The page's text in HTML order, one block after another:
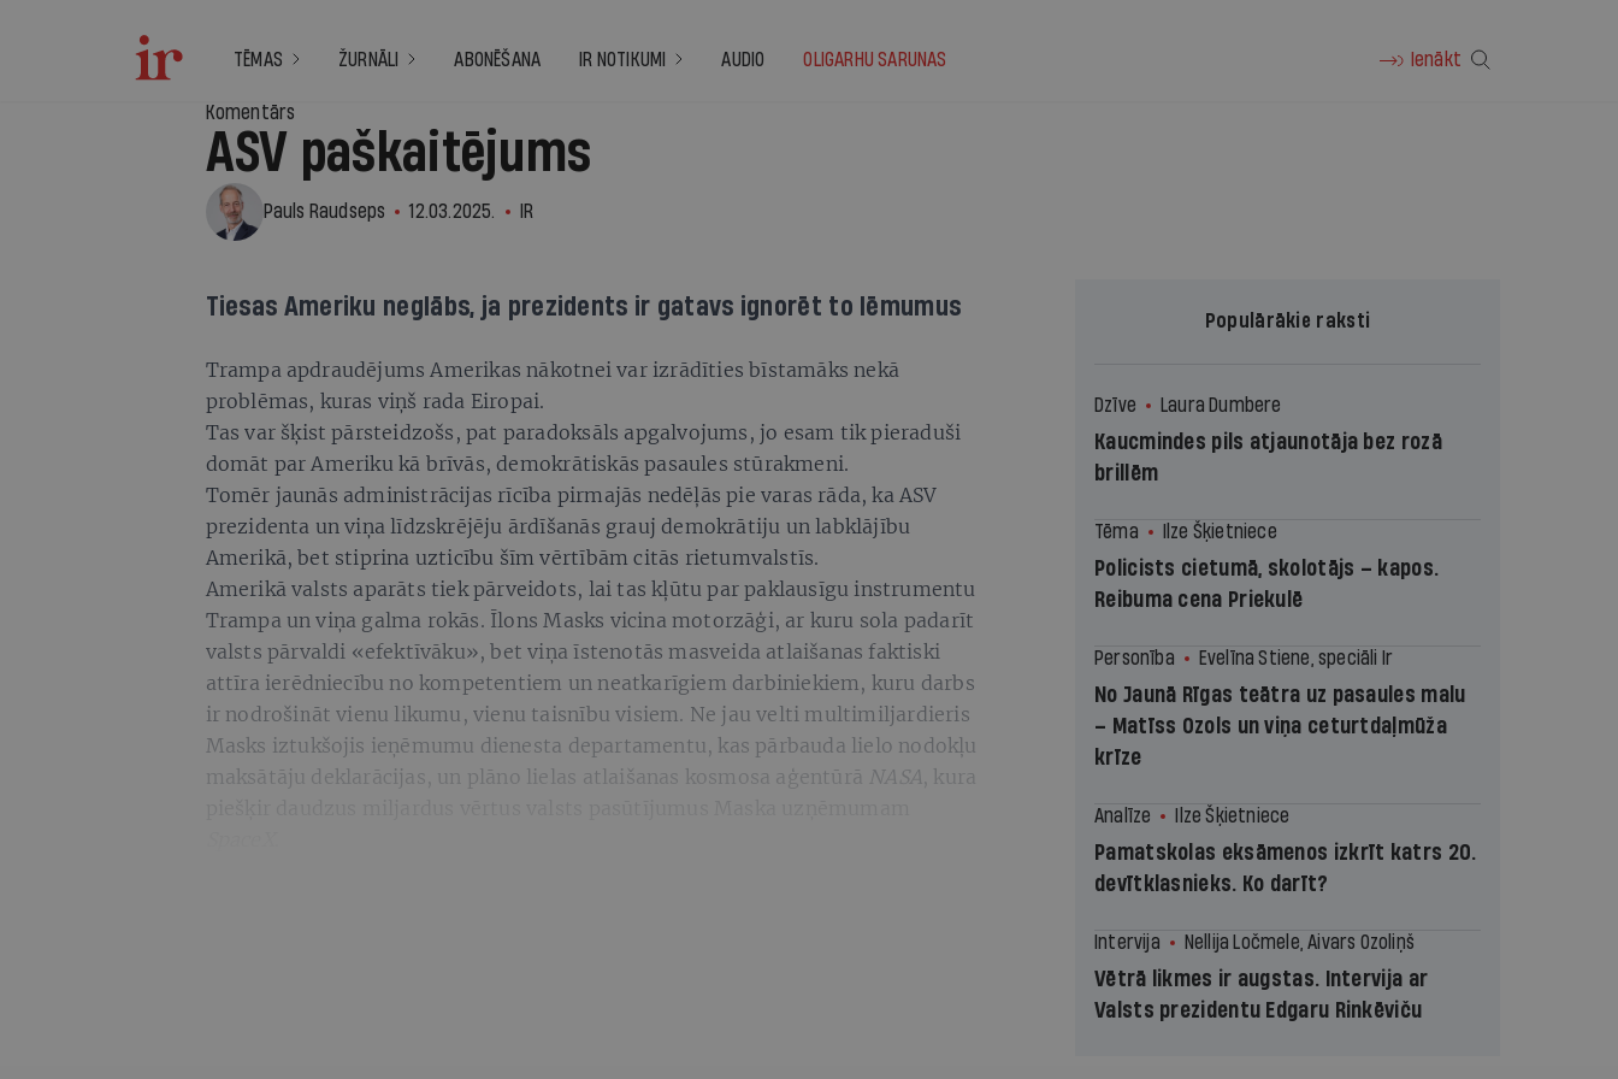
TĒMAS ŽURNĀLI ABONĒŠANA IR NOTIKUMI AUDIO OLIGARHU SARUNAS Ienākt
Komentārs
ASV paškaitējums
Pauls Raudseps 12.03.2025. IR
Tiesas Ameriku neglābs, ja prezidents ir gatavs ignorēt to lēmumus
Trampa apdraudējums Amerikas nākotnei var izrādīties bīstamāks nekā
problēmas, kuras viņš rada Eiropai.
Tas var šķist pārsteidzošs, pat paradoksāls apgalvojums, jo esam tik pieraduši
domāt par Ameriku kā brīvās, demokrātiskās pasaules stūrakmeni.
Tomēr jaunās administrācijas rīcība pirmajās nedēļās pie varas rāda, ka ASV
prezidenta un viņa līdzskrējēju ārdīšanās grauj demokrātiju un labklājību
Amerikā, bet stiprina uzticību šīm vērtībām citās rietumvalstīs.
Amerikā valsts aparāts tiek pārveidots, lai tas kļūtu par paklausīgu instrumentu
Trampa un viņa galma rokās. Īlons Masks vicina motorzāģi, ar kuru sola padarīt
valsts pārvaldi «efektīvāku», bet viņa īstenotās masveida atlaišanas faktiski
attīra ierēdniecību no kompetentiem un neatkarīgiem darbiniekiem, kuru darbs
ir nodrošināt vienu likumu, vienu taisnību visiem. Ne jau velti multimiljardieris
Masks iztukšojis ieņēmumu dienesta departamentu, kas pārbauda lielo nodokļu
maksātāju deklarācijas, un plāno lielas atlaišanas kosmosa aģentūrā NASA , kura
Populārākie raksti
Dzīve Laura Dumbere
Kaucmindes pils atjaunotāja bez rozā
brillēm
Tēma Ilze Šķietniece
Policists cietumā, skolotājs – kapos.
Reibuma cena Priekulē
Personība Evelīna Stiene, speciāli Ir
No Jaunā Rīgas teātra uz pasaules malu
– Matīss Ozols un viņa ceturtdaļmūža
krīze
Analīze Ilze Šķietniece
Pamatskolas eksāmenos izkrīt katrs 20.
devītklasnieks. Ko darīt?
Intervija Nellija Ločmele, Aivars Ozoliņš
Vētrā likmes ir augstas. Intervija ar
Valsts prezidentu Edgaru Rinkēviču